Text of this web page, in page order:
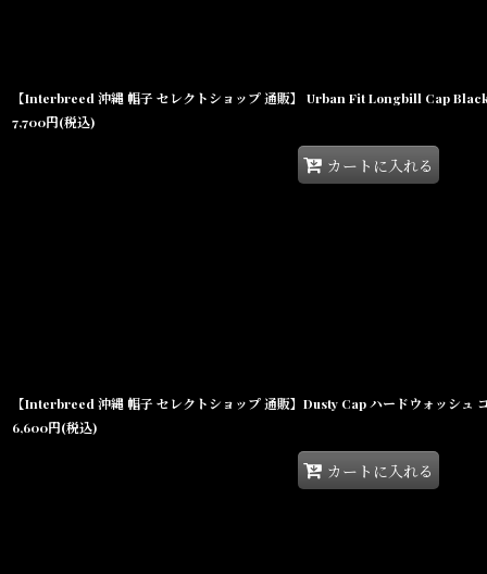
【Interbreed 沖縄 帽子 セレクトショップ 通販】 Urban Fit Longbill Cap
7,700円(税込)
カートに入れる
【Interbreed 沖縄 帽子 セレクトショップ 通販】Dusty Cap ハードウォッシュ
6,600円(税込)
カートに入れる